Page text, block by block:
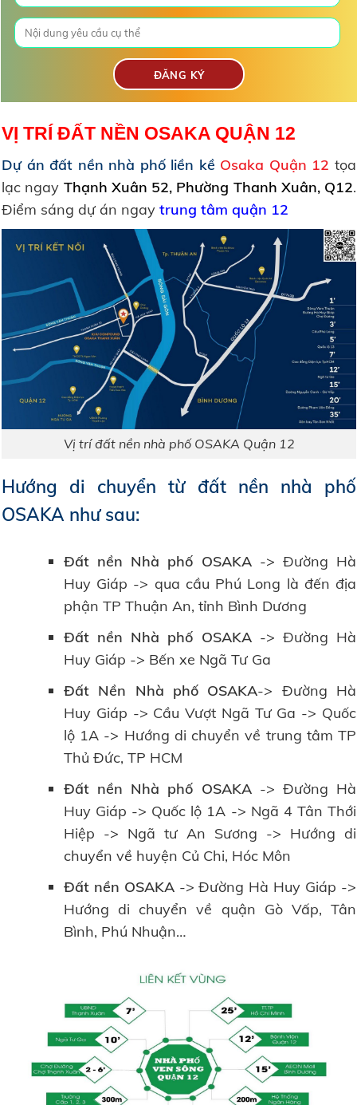
VỊ TRÍ ĐẤT NỀN OSAKA QUẬN 12
Dự án đất nền nhà phố liền kề Osaka Quận 12 tọa
lạc ngay Thạnh Xuân 52, Phường Thanh Xuân, Q12.
Điểm sáng dự án ngay trung tâm quận 12
Vị trí đất nền nhà phố OSAKA Quận 12
Hướng di chuyển từ đất nền nhà phố
OSAKA như sau:
Đất nền Nhà phố OSAKA-> Đường Hà
Huy Giáp -> qua cầu Phú Long là đến địa
phận TP Thuận An, tỉnh Bình Dương
Đất nền Nhà phố OSAKA-> Đường Hà
Huy Giáp -> Bến xe Ngã Tư Ga
Đất Nền Nhà phố OSAKA-> Đường Hà
Huy Giáp -> Cầu Vượt Ngã Tư Ga -> Quốc
lộ 1A -> Hướng di chuyển về trung tâm TP
Thủ Đức, TP HCM
Đất nền Nhà phố OSAKA-> Đường Hà
Huy Giáp -> Quốc lộ 1A -> Ngã 4 Tân Thới
Hiệp -> Ngã tư An Sương -> Hướng di
chuyển về huyện Củ Chi, Hóc Môn
Đất nền OSAKA-> Đường Hà Huy Giáp ->
Hướng di chuyển về quận Gò Vấp, Tân
Bình, Phú Nhuận…